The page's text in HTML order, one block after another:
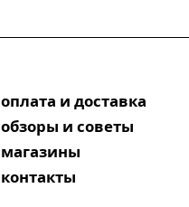
оплата и доставка
обзоры и советы
магазины
контакты